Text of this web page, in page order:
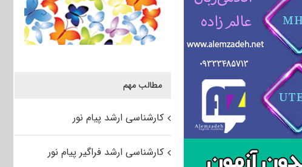
مطالب مهم
کارشناسی ارشد پیام نور
کارشناسی ارشد فراگیر پیام نور